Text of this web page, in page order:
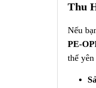
Thu
Nếu
PE-
thể